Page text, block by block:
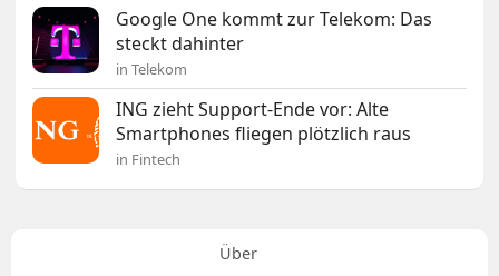
Google One kommt zur Telekom: Das
steckt dahinter
in Telekom
ING zieht Support-Ende vor: Alte
Smartphones fliegen plötzlich raus
in Fintech
Über